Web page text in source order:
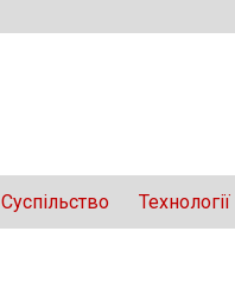
Суспільство Технології